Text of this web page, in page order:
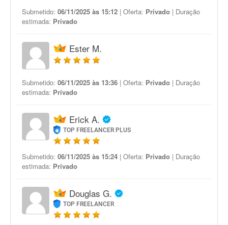
Submetido: 06/11/2025 às 15:12 | Oferta: Privado | Duração
estimada: Privado
Ester M.
Submetido: 06/11/2025 às 13:36 | Oferta: Privado | Duração
estimada: Privado
Erick A.
TOP FREELANCER PLUS
Submetido: 06/11/2025 às 15:24 | Oferta: Privado | Duração
estimada: Privado
Douglas G.
TOP FREELANCER